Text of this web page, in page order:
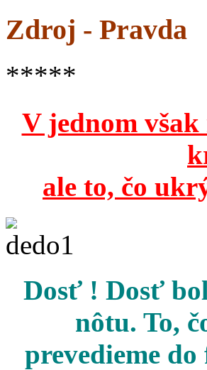
Zdroj - Pravda
*****
V jednom
ale to, čo
Dosť ! Dosť
nôtu. To,
prevedieme